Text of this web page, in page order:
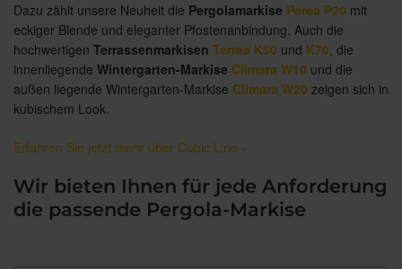
Dazu zählt unsere Neuheit die Pergolamarkise Perea P20 mit
eckiger Blende und eleganter Pfostenanbindung. Auch die
hochwertigen Terrassenmarkisen Terrea K50 und K70, die
innenliegende Wintergarten-Markise Climara W10 und die
außen liegende Wintergarten-Markise Climara W20 zeigen sich in
kubischem Look.
Erfahren Sie jetzt mehr über Cubic Line »
Wir bieten Ihnen für jede Anforderung
die passende Pergola-Markise